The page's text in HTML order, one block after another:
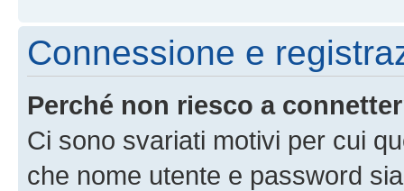
Connessione e
Perché non riesco a
Ci sono svariati motivi per cui
che nome utente e password